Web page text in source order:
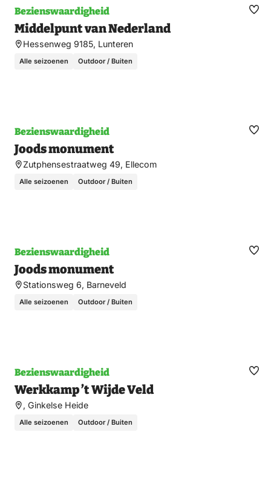
Bezienswaardigheid
Middelpunt van Nederland
Hessenweg 9185, Lunteren
Alle seizoenen Outdoor / Buiten
Bezienswaardigheid
Joods monument
Zutphensestraatweg 49, Ellecom
Alle seizoenen Outdoor / Buiten
Bezienswaardigheid
Joods monument
Stationsweg 6, Barneveld
Alle seizoenen Outdoor / Buiten
Bezienswaardigheid
Werkkamp ’t Wijde Veld
, Ginkelse Heide
Alle seizoenen Outdoor / Buiten